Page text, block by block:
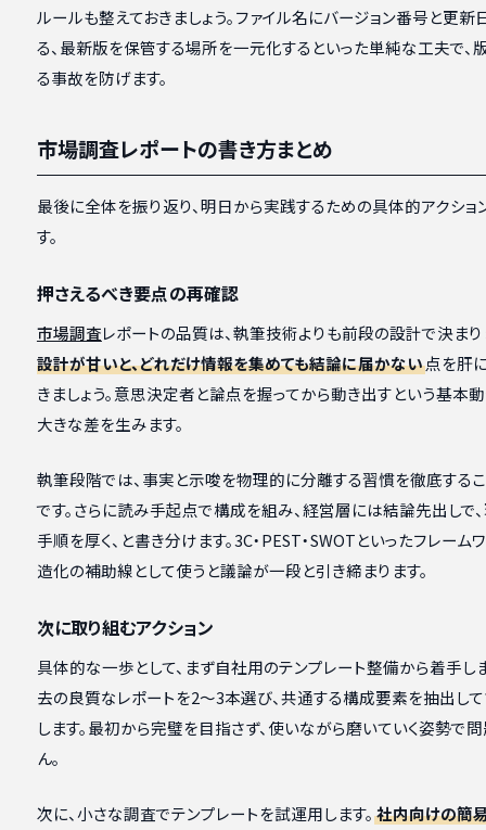
ルールも整えておきましょう。ファイル名にバージョン番号と更新
る、最新版を保管する場所を一元化するといった単純な工夫で、
る事故を防げます。
市場調査レポートの書き方まとめ
最後に全体を振り返り、明日から実践するための具体的アクショ
す。
押さえるべき要点の再確認
市場調査レポートの品質は、執筆技術よりも前段の設計で決まり
設計が甘いと、どれだけ情報を集めても結論に届かない点を肝
きましょう。意思決定者と論点を握ってから動き出すという基本
大きな差を生みます。
執筆段階では、事実と示唆を物理的に分離する習慣を徹底する
です。さらに読み手起点で構成を組み、経営層には結論先出しで
手順を厚く、と書き分けます。3C・PEST・SWOTといったフレーム
造化の補助線として使うと議論が一段と引き締まります。
次に取り組むアクション
具体的な一歩として、まず自社用のテンプレート整備から着手し
去の良質なレポートを2〜3本選び、共通する構成要素を抽出し
します。最初から完璧を目指さず、使いながら磨いていく姿勢で
ん。
次に、小さな調査でテンプレートを試運用します。 社内向けの簡